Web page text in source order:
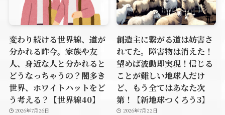
変わり続ける世界線、道が
分かれる昨今。家族や友
人、身近な人と分かれると
どうなっちゃうの？闇多き
世界、ホワイトハットをど
う考える？【世界線40】
2026年7月26日
創造主に繋がる道は妨害さ
れてた。障害物は消えた！
望めば波動即実現！信じる
ことが難しい地球人だけ
ど、もう全てはあなた次
第！【新地球つくろう3】
2026年7月22日